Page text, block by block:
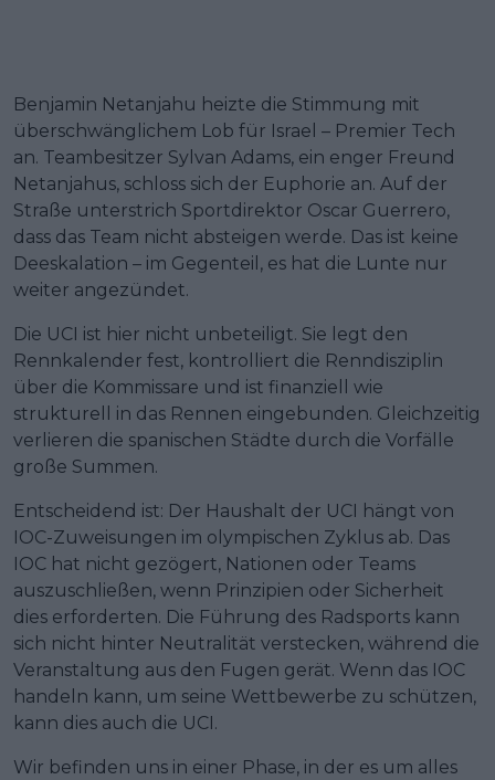
Benjamin Netanjahu heizte die Stimmung mit
überschwänglichem Lob für Israel – Premier Tech
an. Teambesitzer Sylvan Adams, ein enger Freund
Netanjahus, schloss sich der Euphorie an. Auf der
Straße unterstrich Sportdirektor Oscar Guerrero,
dass das Team nicht absteigen werde. Das ist keine
Deeskalation – im Gegenteil, es hat die Lunte nur
weiter angezündet.
Die UCI ist hier nicht unbeteiligt. Sie legt den
Rennkalender fest, kontrolliert die Renndisziplin
über die Kommissare und ist finanziell wie
strukturell in das Rennen eingebunden. Gleichzeitig
verlieren die spanischen Städte durch die Vorfälle
große Summen.
Entscheidend ist: Der Haushalt der UCI hängt von
IOC-Zuweisungen im olympischen Zyklus ab. Das
IOC hat nicht gezögert, Nationen oder Teams
auszuschließen, wenn Prinzipien oder Sicherheit
dies erforderten. Die Führung des Radsports kann
sich nicht hinter Neutralität verstecken, während die
Veranstaltung aus den Fugen gerät. Wenn das IOC
handeln kann, um seine Wettbewerbe zu schützen,
kann dies auch die UCI.
Wir befinden uns in einer Phase, in der es um alles